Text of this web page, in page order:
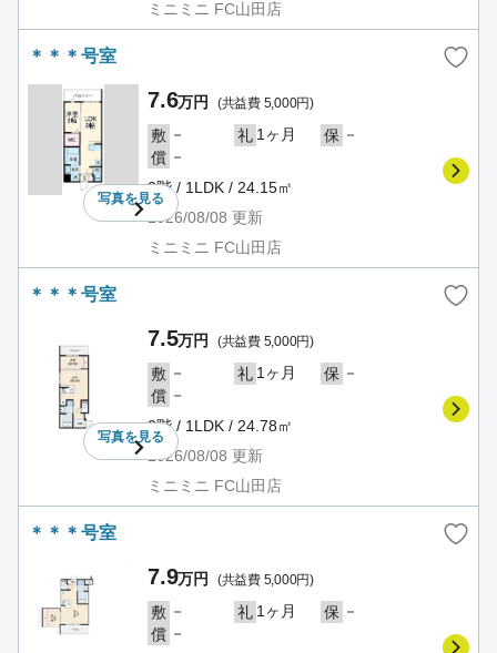
ミニミニ FC山田店
＊＊＊号室
写真を見る
7.6万円 (共益費 5,000円)
敷 － 礼 1ヶ月 保 －
償 －
2階 / 1LDK / 24.15㎡
2026/08/08 更新
ミニミニ FC山田店
＊＊＊号室
写真を見る
7.5万円 (共益費 5,000円)
敷 － 礼 1ヶ月 保 －
償 －
2階 / 1LDK / 24.78㎡
2026/08/08 更新
ミニミニ FC山田店
＊＊＊号室
7.9万円 (共益費 5,000円)
敷 － 礼 1ヶ月 保 －
償 －